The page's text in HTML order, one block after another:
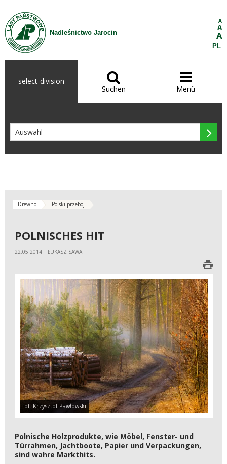
Zum Inhalt wechseln
Nadleśnictwo Jarocin
A
A
A
PL
select-division 
Suchen

Menü

Drewno Polski przebój
POLNISCHES HIT
22.05.2014 | ŁUKASZ SAWA
fot. Krzysztof Pawłowski
Polnische Holzprodukte, wie Möbel, Fenster- und
Türrahmen, Jachtboote, Papier und Verpackungen,
sind wahre Markthits.